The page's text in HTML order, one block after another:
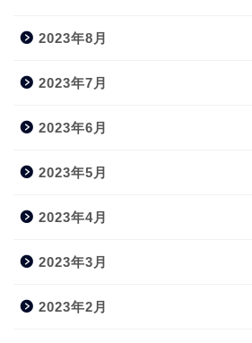
2023年8月
2023年7月
2023年6月
2023年5月
2023年4月
2023年3月
2023年2月